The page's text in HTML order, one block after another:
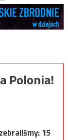
Polonia!
15